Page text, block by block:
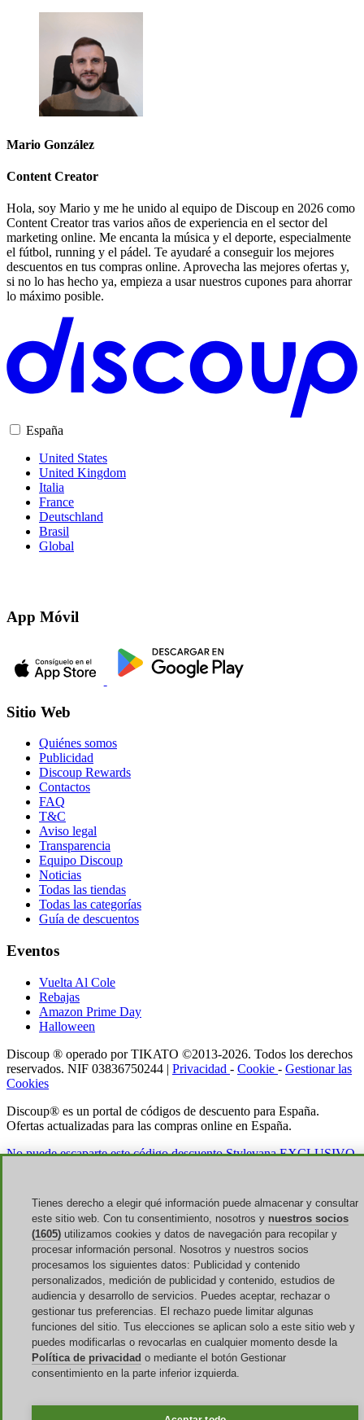
Mario González
Content Creator
Hola, soy Mario y me he unido al equipo de Discoup en 2026 como
Content Creator tras varios años de experiencia en el sector del
marketing online. Me encanta la música y el deporte, especialmente
el fútbol, running y el pádel. Te ayudaré a conseguir los mejores
descuentos en tus compras online. Aprovecha las mejores ofertas y,
si no lo has hecho ya, empieza a usar nuestros cupones para ahorrar
lo máximo posible.
España
United States
United Kingdom
Italia
France
Deutschland
Brasil
Global
App Móvil
Sitio Web
Quiénes somos
Publicidad
Discoup Rewards
Contactos
FAQ
T&C
Aviso legal
Transparencia
Equipo Discoup
Noticias
Todas las tiendas
Todas las categorías
Guía de descuentos
Eventos
Vuelta Al Cole
Rebajas
Amazon Prime Day
Halloween
Discoup ® operado por TIKATO ©2013-2026. Todos los derechos
reservados. NIF 03836750244 | Privacidad - Cookie - Gestionar las
Cookies
Discoup® es un portal de códigos de descuento para España.
Ofertas actualizadas para las compras online en España.
No puede escaparte este código descuento Stylevana EXCLUSIVO
Tienes derecho a elegir qué información puede almacenar y consultar
este sitio web. Con tu consentimiento, nosotros y nuestros socios
(1605) utilizamos cookies y datos de navegación para recopilar y
procesar información personal. Nosotros y nuestros socios
procesamos los siguientes datos: Publicidad y contenido
personalizados, medición de publicidad y contenido, estudios de
audiencia y desarrollo de servicios. Puedes aceptar, rechazar o
gestionar tus preferencias. El rechazo puede limitar algunas
funciones del sitio. Tus elecciones se aplican solo a este sitio web y
puedes modificarlas o revocarlas en cualquier momento desde la
Política de privacidad o mediante el botón Gestionar
consentimiento en la parte inferior izquierda.